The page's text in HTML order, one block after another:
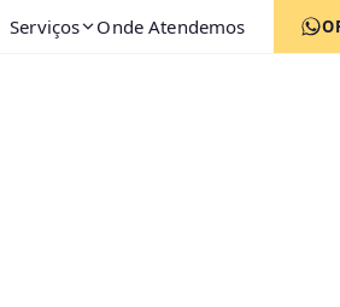
Serviços Onde Atendemos